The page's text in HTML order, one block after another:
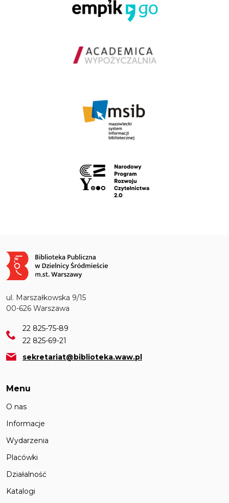
Obraz
ul. Marszałkowska 9/15
00-626 Warszawa
22 825-75-89
22 825-69-21
sekretariat@biblioteka.waw.pl
Menu
O nas
Informacje
Wydarzenia
Placówki
Działalność
Katalogi